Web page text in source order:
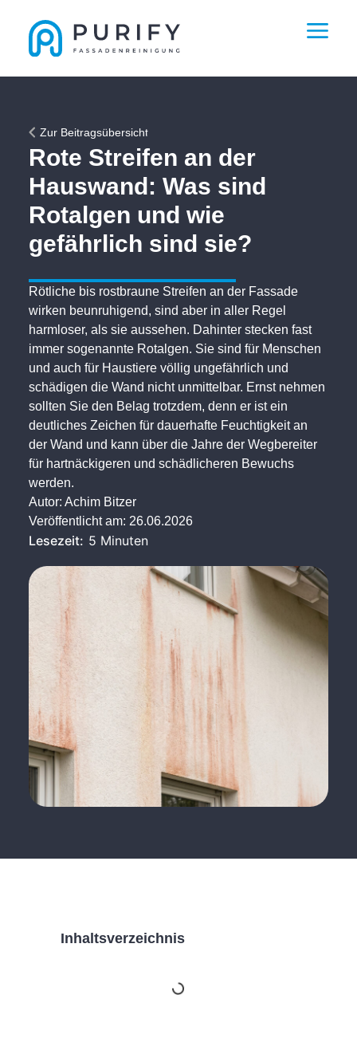
Zur Beitragsübersicht
Rote Streifen an der
Hauswand: Was sind
Rotalgen und wie
gefährlich sind sie?
Rötliche bis rostbraune Streifen an der Fassade
wirken beunruhigend, sind aber in aller Regel
harmloser, als sie aussehen. Dahinter stecken fast
immer sogenannte Rotalgen. Sie sind für Menschen
und auch für Haustiere völlig ungefährlich und
schädigen die Wand nicht unmittelbar. Ernst nehmen
sollten Sie den Belag trotzdem, denn er ist ein
deutliches Zeichen für dauerhafte Feuchtigkeit an
der Wand und kann über die Jahre der Wegbereiter
für hartnäckigeren und schädlicheren Bewuchs
werden.
Autor: Achim Bitzer
Veröffentlicht am: 26.06.2026
Lesezeit: 5 Minuten
Inhaltsverzeichnis